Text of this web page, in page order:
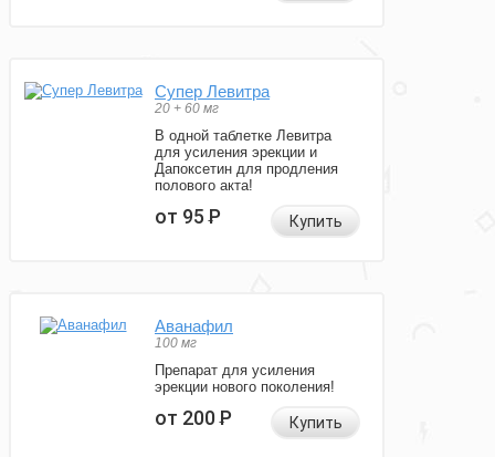
Супер Левитра
20 + 60 мг
В одной таблетке Левитра
для усиления эрекции и
Дапоксетин для продления
полового акта!
от 95Р Купить
Аванафил
100 мг
Препарат для усиления
эрекции нового поколения!
от 200Р Купить